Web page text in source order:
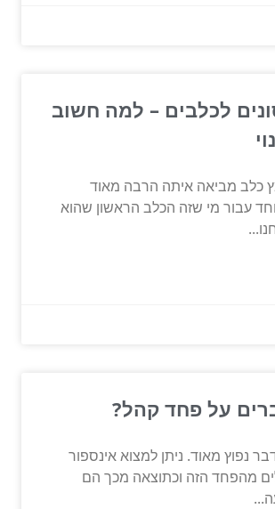
לכלבים – למה חשוב
כלב מביאה איתה הרבה מאוד
עבור מי שזה הכלב הראשון שהוא
על פחד קהל?
נפוץ מאוד. ניתן למצוא אינספור
מהפחד הזה וכתוצאה מכך הם